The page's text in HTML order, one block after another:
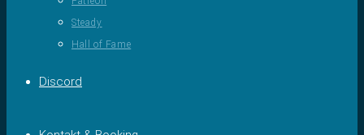
Steady
Hall of Fame
Discord